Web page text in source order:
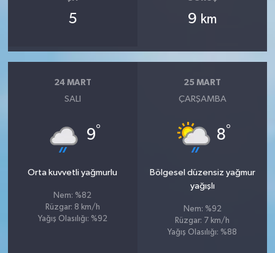
5 9 km
24 MART
SALI
9°
Orta kuvvetli yağmurlu
Nem: %82
Rüzgar: 8 km/h
Yağış Olasılığı: %92
25 MART
ÇARŞAMBA
8°
Bölgesel düzensiz yağmur
yağışlı
Nem: %92
Rüzgar: 7 km/h
Yağış Olasılığı: %88